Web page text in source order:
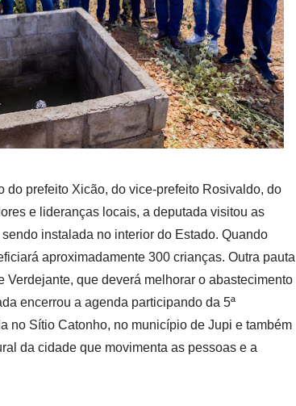
do prefeito Xicão, do vice-prefeito Rosivaldo, do
e lideranças locais, a deputada visitou as
instalada no interior do Estado. Quando
aproximadamente 300 crianças. Outra pauta
Verdejante, que deverá melhorar o abastecimento
encerrou a agenda participando da 5ª
no Sítio Catonho, no município de Jupi e também
da cidade que movimenta as pessoas e a